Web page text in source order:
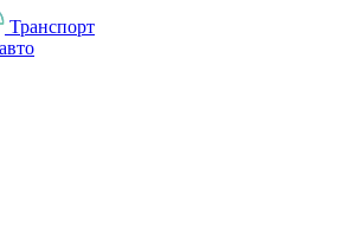
Транспорт